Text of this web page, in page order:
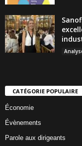
CATÉGORIE POPULAIRE
Économie
Évènements
Parole aux dirigeants